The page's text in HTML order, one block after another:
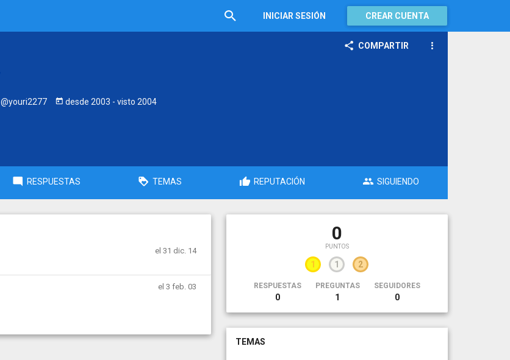
INICIAR SESIÓN CREAR CUENTA
COMPARTIR
@youri2277 desde 2003 - visto 2004
RESPUESTAS TEMAS REPUTACIÓN SIGUIENDO
el 31 dic. 14
el 3 feb. 03
0
PUNTOS
1 1 2
RESPUESTAS
0
PREGUNTAS
1
SEGUIDORES
0
TEMAS